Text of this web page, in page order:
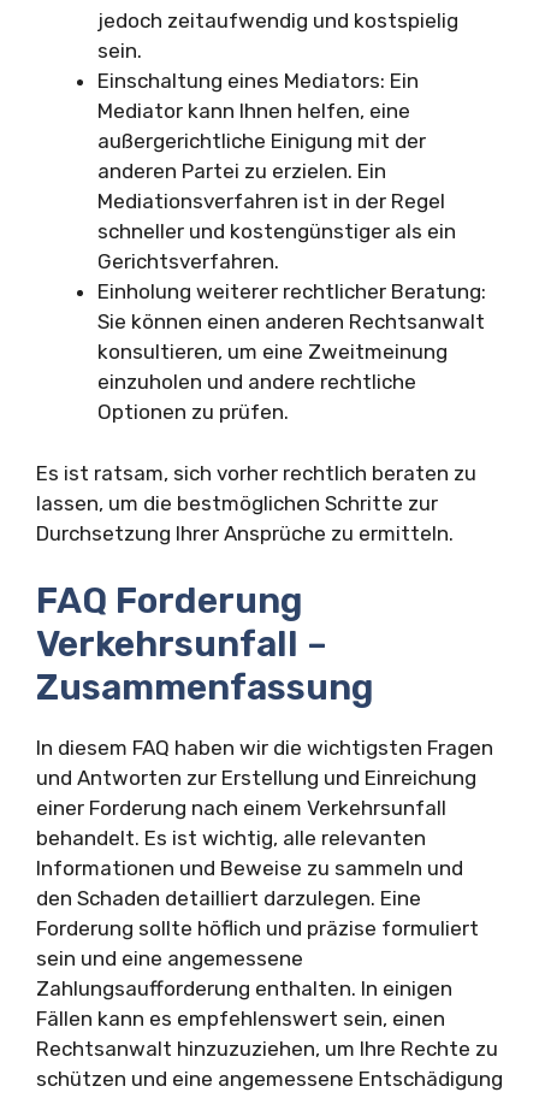
jedoch zeitaufwendig und kostspielig
sein.
Einschaltung eines Mediators: Ein
Mediator kann Ihnen helfen, eine
außergerichtliche Einigung mit der
anderen Partei zu erzielen. Ein
Mediationsverfahren ist in der Regel
schneller und kostengünstiger als ein
Gerichtsverfahren.
Einholung weiterer rechtlicher Beratung:
Sie können einen anderen Rechtsanwalt
konsultieren, um eine Zweitmeinung
einzuholen und andere rechtliche
Optionen zu prüfen.
Es ist ratsam, sich vorher rechtlich beraten zu
lassen, um die bestmöglichen Schritte zur
Durchsetzung Ihrer Ansprüche zu ermitteln.
FAQ Forderung
Verkehrsunfall –
Zusammenfassung
In diesem FAQ haben wir die wichtigsten Fragen
und Antworten zur Erstellung und Einreichung
einer Forderung nach einem Verkehrsunfall
behandelt. Es ist wichtig, alle relevanten
Informationen und Beweise zu sammeln und
den Schaden detailliert darzulegen. Eine
Forderung sollte höflich und präzise formuliert
sein und eine angemessene
Zahlungsaufforderung enthalten. In einigen
Fällen kann es empfehlenswert sein, einen
Rechtsanwalt hinzuzuziehen, um Ihre Rechte zu
schützen und eine angemessene Entschädigung